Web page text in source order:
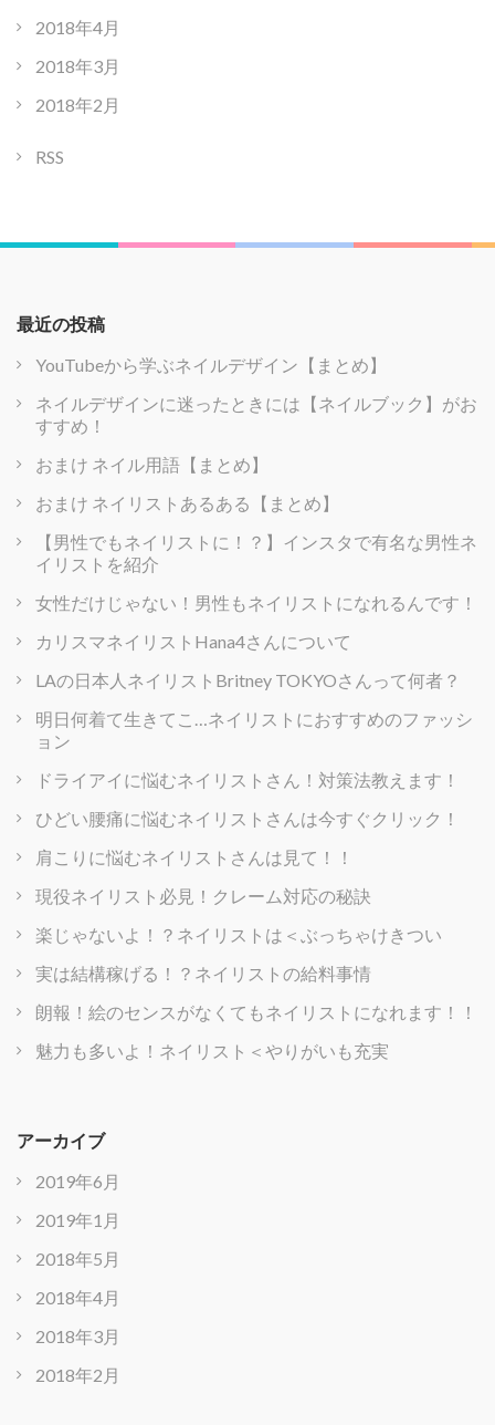
2018年4月
2018年3月
2018年2月
RSS
最近の投稿
YouTubeから学ぶネイルデザイン【まとめ】
ネイルデザインに迷ったときには【ネイルブック】がお
すすめ！
おまけ ネイル用語【まとめ】
おまけ ネイリストあるある【まとめ】
【男性でもネイリストに！？】インスタで有名な男性ネ
イリストを紹介
女性だけじゃない！男性もネイリストになれるんです！
カリスマネイリストHana4さんについて
LAの日本人ネイリストBritney TOKYOさんって何者？
明日何着て生きてこ…ネイリストにおすすめのファッシ
ョン
ドライアイに悩むネイリストさん！対策法教えます！
ひどい腰痛に悩むネイリストさんは今すぐクリック！
肩こりに悩むネイリストさんは見て！！
現役ネイリスト必見！クレーム対応の秘訣
楽じゃないよ！？ネイリストは＜ぶっちゃけきつい
実は結構稼げる！？ネイリストの給料事情
朗報！絵のセンスがなくてもネイリストになれます！！
魅力も多いよ！ネイリスト＜やりがいも充実
アーカイブ
2019年6月
2019年1月
2018年5月
2018年4月
2018年3月
2018年2月